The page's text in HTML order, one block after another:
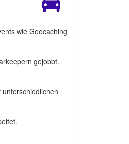
wie Geocaching
gejobbt.